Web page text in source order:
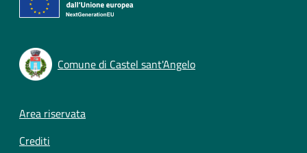
Comune di Castel sant'Angelo
Footer menu
Area riservata
Crediti